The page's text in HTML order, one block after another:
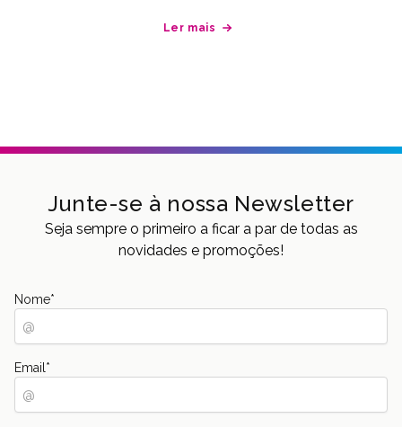
Ler mais
Junte-se à nossa Newsletter
Seja sempre o primeiro a ficar a par de todas as
novidades e promoções!
Nome*
Email*